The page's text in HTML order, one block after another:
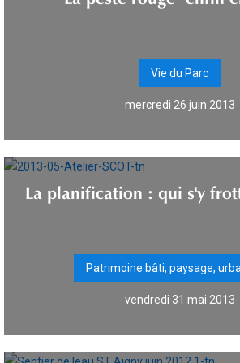
Vie du Parc
mercredi 26 juin 2013
La planification : qui s'y
Patrimoine bâti, paysage,
vendredi 31 mai 2013